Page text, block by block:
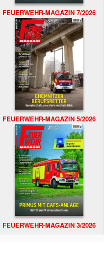
FEUERWEHR-MAGAZIN 7/2026
FEUERWEHR-MAGAZIN 5/2026
FEUERWEHR-MAGAZIN 3/2026